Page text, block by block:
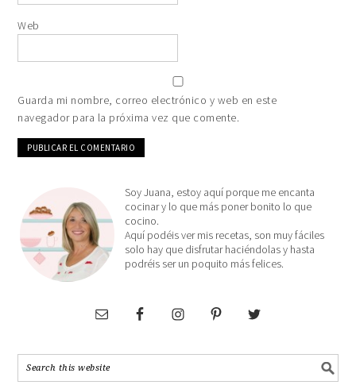
Web
Guarda mi nombre, correo electrónico y web en este
navegador para la próxima vez que comente.
Soy Juana, estoy aquí porque me encanta
cocinar y lo que más poner bonito lo que
cocino.
Aquí podéis ver mis recetas, son muy fáciles
solo hay que disfrutar haciéndolas y hasta
podréis ser un poquito más felices.